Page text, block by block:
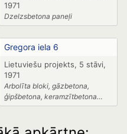
1971
Dzelzsbetona paneļi
Gregora iela 6
Lietuviešu projekts, 5 stāvi,
1971
Arbolīta bloki, gāzbetona,
ģipšbetona, keramzītbetona
paneļi